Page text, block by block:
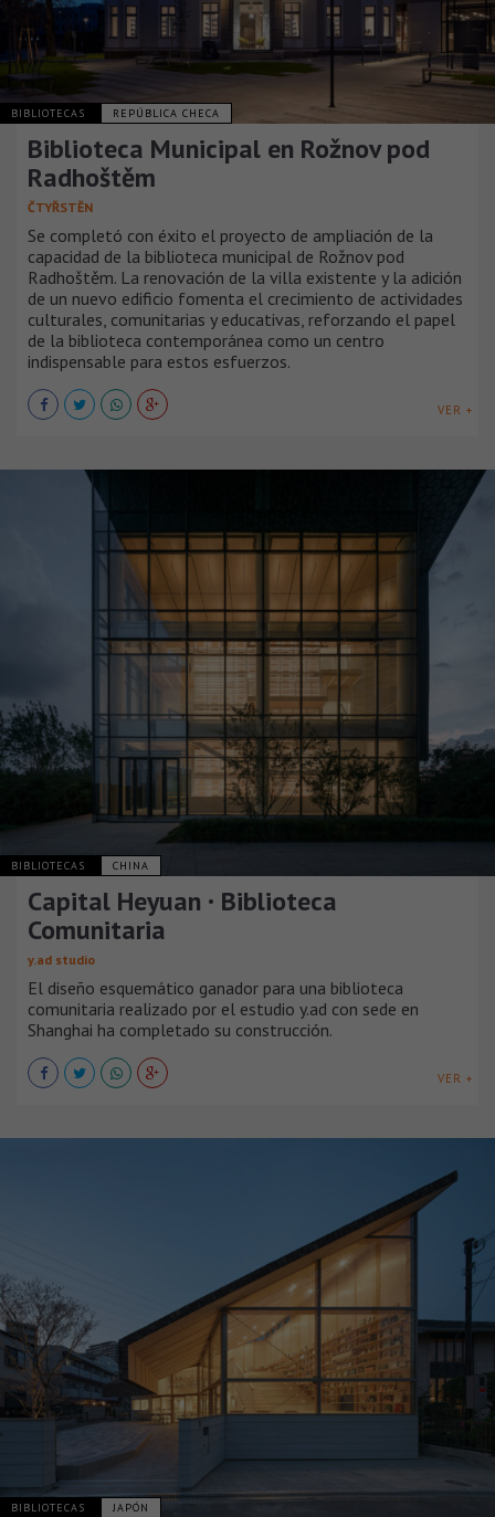
BIBLIOTECAS REPÚBLICA CHECA
Biblioteca Municipal en Rožnov pod
Radhoštěm
ČTYŘSTĚN
Se completó con éxito el proyecto de ampliación de la
capacidad de la biblioteca municipal de Rožnov pod
Radhoštěm. La renovación de la villa existente y la adición
de un nuevo edificio fomenta el crecimiento de actividades
culturales, comunitarias y educativas, reforzando el papel
de la biblioteca contemporánea como un centro
indispensable para estos esfuerzos.
VER +
BIBLIOTECAS CHINA
Capital Heyuan · Biblioteca
Comunitaria
y.ad studio
El diseño esquemático ganador para una biblioteca
comunitaria realizado por el estudio y.ad con sede en
Shanghai ha completado su construcción.
VER +
BIBLIOTECAS JAPÓN